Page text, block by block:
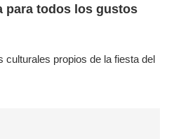
para todos los gustos
culturales propios de la fiesta del